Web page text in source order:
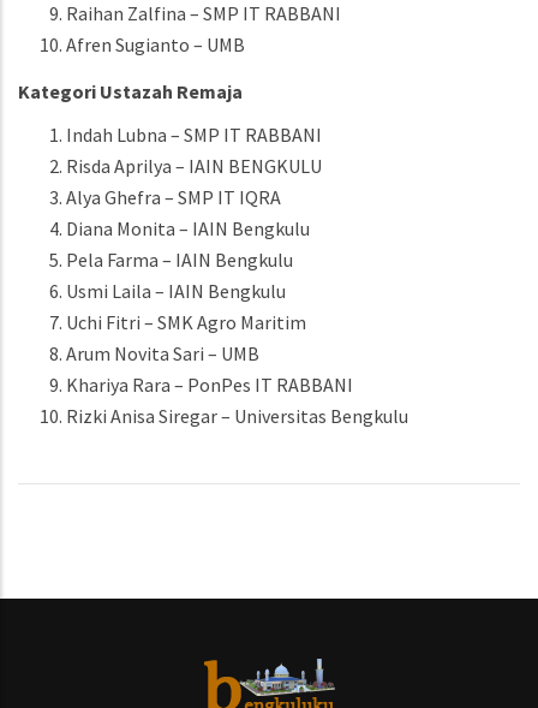
Raihan Zalfina – SMP IT RABBANI
Afren Sugianto – UMB
Kategori Ustazah Remaja
Indah Lubna – SMP IT RABBANI
Risda Aprilya – IAIN BENGKULU
Alya Ghefra – SMP IT IQRA
Diana Monita – IAIN Bengkulu
Pela Farma – IAIN Bengkulu
Usmi Laila – IAIN Bengkulu
Uchi Fitri – SMK Agro Maritim
Arum Novita Sari – UMB
Khariya Rara – PonPes IT RABBANI
Rizki Anisa Siregar – Universitas Bengkulu